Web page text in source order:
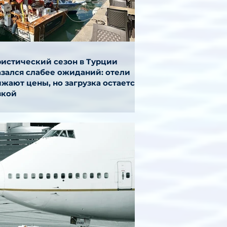
сезон в Турции
слабее ожиданий: отели
цены, но загрузка остается